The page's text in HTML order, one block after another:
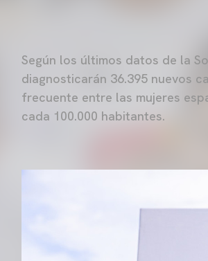
Según los últimos datos de la
diagnosticarán 36.395 nuevos
frecuente entre las mujeres
cada 100.000 habitantes.